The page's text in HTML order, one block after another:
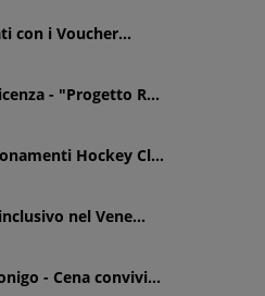
con i Voucher...
- "Progetto R...
Hockey Cl...
nel Vene...
- Cena convivi...